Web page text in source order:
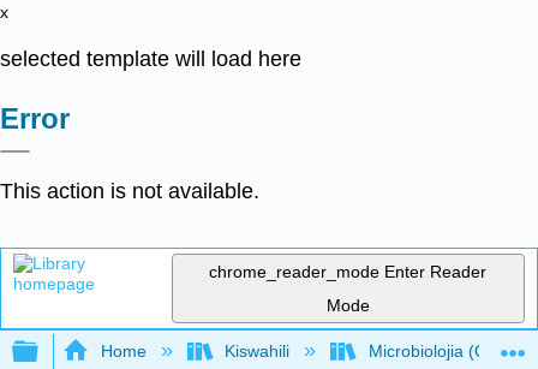
x
selected template will load here
Error
This action is not available.
chrome_reader_mode Enter Reader
Mode
Expand/collapse global hierarchy
Home Kiswahili Microbiolojia